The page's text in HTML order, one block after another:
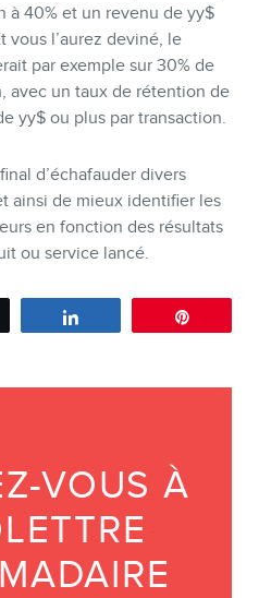
à 40% et un revenu de yy$
vous l’aurez deviné, le
par exemple sur 30% de
avec un taux de rétention de
yy$ ou plus par transaction.
d’échafauder divers
ainsi de mieux identifier les
en fonction des résultats
ou service lancé.
VOUS À